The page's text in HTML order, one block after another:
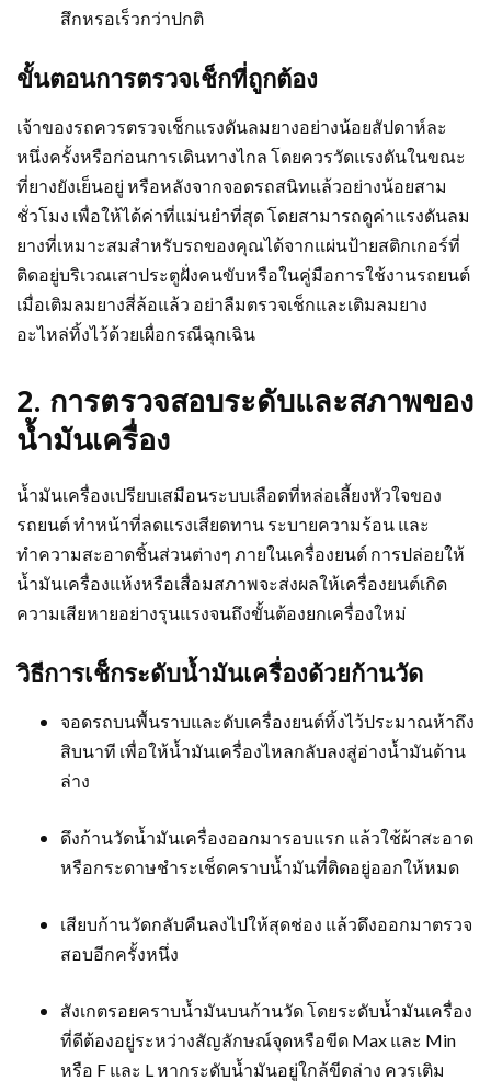
สึกหรอเร็วกว่าปกติ
ขั้นตอนการตรวจเช็กที่ถูกต้อง
เจ้าของรถควรตรวจเช็กแรงดันลมยางอย่างน้อยสัปดาห์ละ
หนึ่งครั้งหรือก่อนการเดินทางไกล โดยควรวัดแรงดันในขณะ
ที่ยางยังเย็นอยู่ หรือหลังจากจอดรถสนิทแล้วอย่างน้อยสาม
ชั่วโมง เพื่อให้ได้ค่าที่แม่นยำที่สุด โดยสามารถดูค่าแรงดันลม
ยางที่เหมาะสมสำหรับรถของคุณได้จากแผ่นป้ายสติกเกอร์ที่
ติดอยู่บริเวณเสาประตูฝั่งคนขับหรือในคู่มือการใช้งานรถยนต์
เมื่อเติมลมยางสี่ล้อแล้ว อย่าลืมตรวจเช็กและเติมลมยาง
อะไหล่ทิ้งไว้ด้วยเผื่อกรณีฉุกเฉิน
2. การตรวจสอบระดับและสภาพของ
น้ำมันเครื่อง
น้ำมันเครื่องเปรียบเสมือนระบบเลือดที่หล่อเลี้ยงหัวใจของ
รถยนต์ ทำหน้าที่ลดแรงเสียดทาน ระบายความร้อน และ
ทำความสะอาดชิ้นส่วนต่างๆ ภายในเครื่องยนต์ การปล่อยให้
น้ำมันเครื่องแห้งหรือเสื่อมสภาพจะส่งผลให้เครื่องยนต์เกิด
ความเสียหายอย่างรุนแรงจนถึงขั้นต้องยกเครื่องใหม่
วิธีการเช็กระดับน้ำมันเครื่องด้วยก้านวัด
จอดรถบนพื้นราบและดับเครื่องยนต์ทิ้งไว้ประมาณห้าถึง
สิบนาที เพื่อให้น้ำมันเครื่องไหลกลับลงสู่อ่างน้ำมันด้าน
ล่าง
ดึงก้านวัดน้ำมันเครื่องออกมารอบแรก แล้วใช้ผ้าสะอาด
หรือกระดาษชำระเช็ดคราบน้ำมันที่ติดอยู่ออกให้หมด
เสียบก้านวัดกลับคืนลงไปให้สุดช่อง แล้วดึงออกมาตรวจ
สอบอีกครั้งหนึ่ง
สังเกตรอยคราบน้ำมันบนก้านวัด โดยระดับน้ำมันเครื่อง
ที่ดีต้องอยู่ระหว่างสัญลักษณ์จุดหรือขีด Max และ Min
หรือ F และ L หากระดับน้ำมันอยู่ใกล้ขีดล่าง ควรเติม